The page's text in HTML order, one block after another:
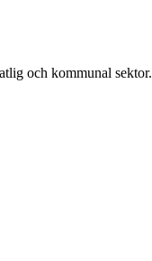
och kommunal sektor.